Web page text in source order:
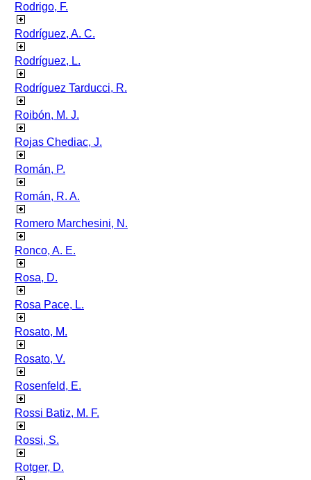
Rodrigo, F.
Rodríguez, A. C.
Rodríguez, L.
Rodríguez Tarducci, R.
Roibón, M. J.
Rojas Chediac, J.
Román, P.
Román, R. A.
Romero Marchesini, N.
Ronco, A. E.
Rosa, D.
Rosa Pace, L.
Rosato, M.
Rosato, V.
Rosenfeld, E.
Rossi Batiz, M. F.
Rossi, S.
Rotger, D.